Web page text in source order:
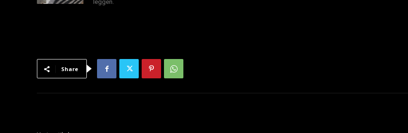
Share